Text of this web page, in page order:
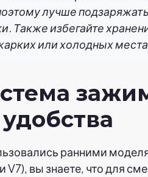
лучше
Также избегайте
или холодных
ранними
V7), вы знаете, что для